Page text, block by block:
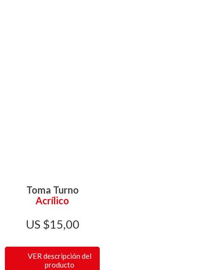
Toma Turno
Acrílico
$15,00
VER descripción del
producto